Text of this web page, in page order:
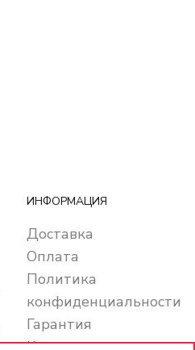
ИНФОРМАЦИЯ
Доставка
Оплата
Политика
конфиденциальности
Гарантия